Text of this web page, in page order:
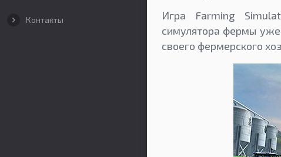
Контакты
Игра Farming
симулятора фермы уже
своего фермерского